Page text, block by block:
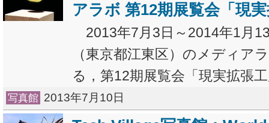
アラボ 第12期展覧会「現
2013年7月3日～2014年1月
（東京都江東区）のメディア
る，第12期展覧会「現実拡張
写真館 2013年7月10日